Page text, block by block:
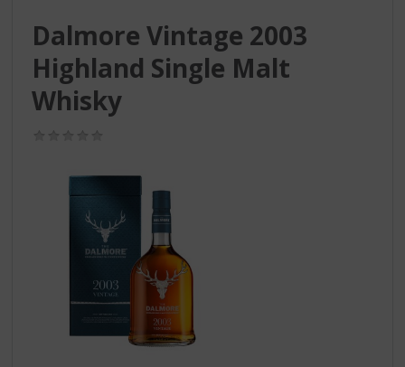
Dalmore Vintage 2003
Highland Single Malt
Whisky